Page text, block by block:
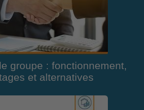
groupe : fonctionnement,
et alternatives